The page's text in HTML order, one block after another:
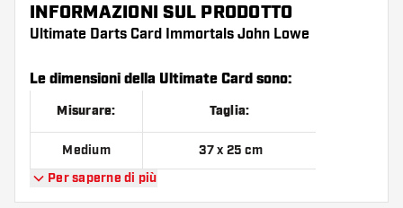
INFORMAZIONI SUL PRODOTTO
Ultimate Darts Card Immortals John Lowe
Le dimensioni della Ultimate Card sono:
Misurare: Taglia:
Medium
37 x 25 cm
Per saperne di più